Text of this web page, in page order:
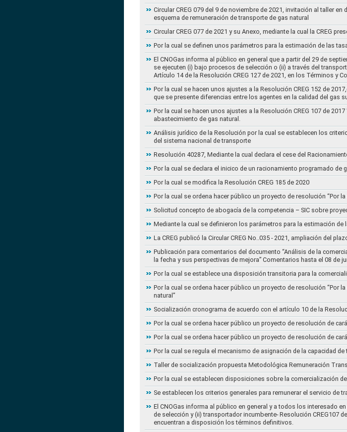
Circular CREG 079 del 9 de noviembre de 2021, invitación al taller
esquema de remuneración de transporte de gas natural
Circular CREG 077 de 2021 y su Anexo, mediante la cual la CREG
Por la cual se definen unos parámetros para la estimación de las
El CNOGas informa al público en general que a partir del 29 de
se ejecuten (i) bajo procesos de selección o (ii) a través del
Artículo 14 de la Resolución CREG 127 de 2021, en los Términos y
Por la cual se hacen unos ajustes a la Resolución CREG 152 de
que se presente diferencias entre los agentes en la calidad del gas
Por la cual se hacen unos ajustes a la Resolución CREG 107 de
abastecimiento de gas natural.
Análisis jurídico de la Resolución por la cual se establecen los
del sistema nacional de transporte
Resolución 40287, Mediante la cual declara el cese del
Por la cual se declara el inicico de un racionamiento programado de
Por la cual se modifica la Resolución CREG 185 de 2020
Por la cual se ordena hacer público un proyecto de resolución “Por
Solicitud concepto de abogacía de la competencia – SIC sobre
Mediante la cual se definieron los parámetros para la estimación
La CREG publicó la Circular CREG No..035 - 2021, ampliación del
Publicación para comentarios del documento “Análisis de la
la fecha y sus perspectivas de mejora” Comentarios hasta el 08 de
Por la cual se establece una disposición transitoria para la
Por la cual se ordena hacer público un proyecto de resolución “Por
natural”
Socialización cronograma de acuerdo con el artículo 10 de la
Por la cual se ordena hacer público un proyecto de resolución de
Por la cual se ordena hacer público un proyecto de resolución de
Por la cual se regula el mecanismo de asignación de la capacidad
Taller de socialización propuesta Metodológica Remuneración
Por la cual se establecen disposiciones sobre la comercialización
Se establecen los criterios generales para remunerar el servicio de
El CNOGas informa al público en general y a todos los interesado
de selección y (ii) transportador incumbente- Resolución CREG107
encuentran a disposición los términos definitivos.